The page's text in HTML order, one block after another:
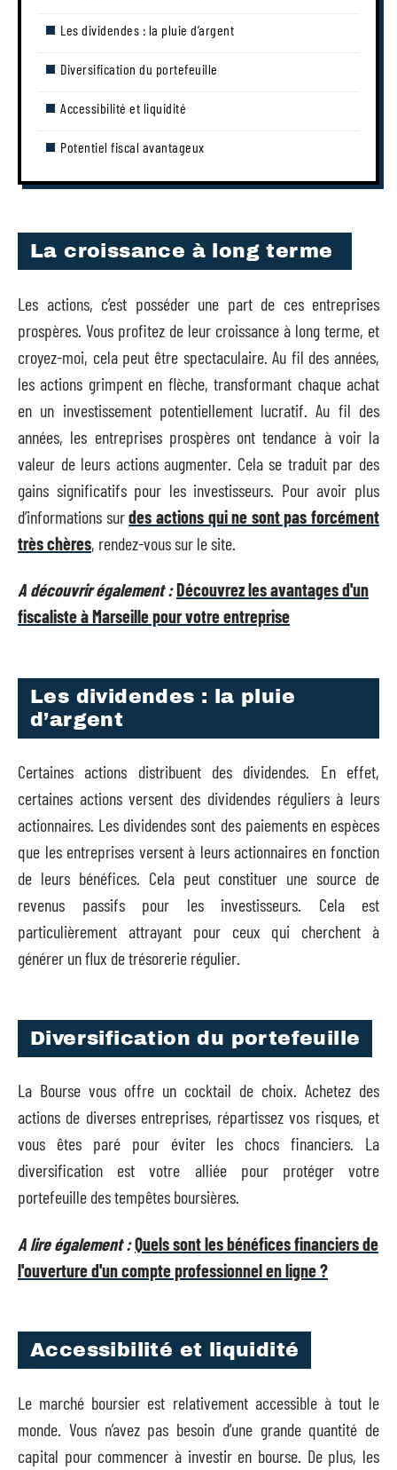
Les dividendes : la pluie d’argent
Diversification du portefeuille
Accessibilité et liquidité
Potentiel fiscal avantageux
La croissance à long terme
Les actions, c’est posséder une part de ces entreprises
prospères. Vous profitez de leur croissance à long terme, et
croyez-moi, cela peut être spectaculaire. Au fil des années,
les actions grimpent en flèche, transformant chaque achat
en un investissement potentiellement lucratif. Au fil des
années, les entreprises prospères ont tendance à voir la
valeur de leurs actions augmenter. Cela se traduit par des
gains significatifs pour les investisseurs. Pour avoir plus
d’informations surdes actions qui ne sont pas forcément
très chères, rendez-vous sur le site.
A découvrir également :Découvrez les avantages d'un
fiscaliste à Marseille pour votre entreprise
Les dividendes : la pluie
d’argent
Certaines actions distribuent des dividendes. En effet,
certaines actions versent des dividendes réguliers à leurs
actionnaires. Les dividendes sont des paiements en espèces
que les entreprises versent à leurs actionnaires en fonction
de leurs bénéfices. Cela peut constituer une source de
revenus passifs pour les investisseurs. Cela est
particulièrement attrayant pour ceux qui cherchent à
générer un flux de trésorerie régulier.
Diversification du portefeuille
La Bourse vous offre un cocktail de choix. Achetez des
actions de diverses entreprises, répartissez vos risques, et
vous êtes paré pour éviter les chocs financiers. La
diversification est votre alliée pour protéger votre
portefeuille des tempêtes boursières.
A lire également :Quels sont les bénéfices financiers de
l'ouverture d'un compte professionnel en ligne ?
Accessibilité et liquidité
Le marché boursier est relativement accessible à tout le
monde. Vous n’avez pas besoin d’une grande quantité de
capital pour commencer à investir en bourse. De plus, les